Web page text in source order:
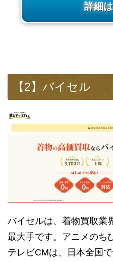
詳細
【2】バイセル
バイセルは、着物買取業
最大手です。アニメのち
テレビCMは、日本全国